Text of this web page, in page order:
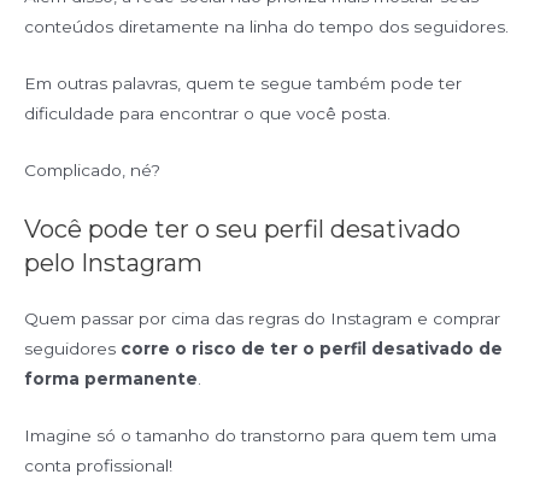
conteúdos diretamente na linha do tempo dos seguidores.
Em outras palavras, quem te segue também pode ter
dificuldade para encontrar o que você posta.
Complicado, né?
Você pode ter o seu perfil desativado
pelo Instagram
Quem passar por cima das regras do Instagram e comprar
seguidores corre o risco de ter o perfil desativado de
forma permanente
Imagine só o tamanho do transtorno para quem tem uma
conta profissional!